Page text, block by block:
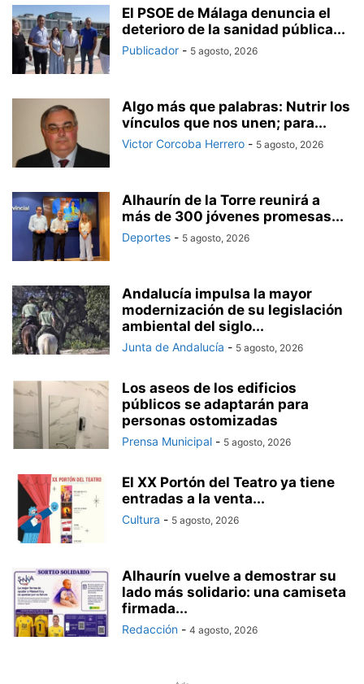
El PSOE de Málaga denuncia el
deterioro de la sanidad pública...
Publicador - 5 agosto, 2026
Algo más que palabras: Nutrir los
vínculos que nos unen; para...
Victor Corcoba Herrero - 5 agosto, 2026
Alhaurín de la Torre reunirá a
más de 300 jóvenes promesas...
Deportes - 5 agosto, 2026
Andalucía impulsa la mayor
modernización de su legislación
ambiental del siglo...
Junta de Andalucía - 5 agosto, 2026
Los aseos de los edificios
públicos se adaptarán para
personas ostomizadas
Prensa Municipal - 5 agosto, 2026
El XX Portón del Teatro ya tiene
entradas a la venta...
Cultura - 5 agosto, 2026
Alhaurín vuelve a demostrar su
lado más solidario: una camiseta
firmada...
Redacción - 4 agosto, 2026